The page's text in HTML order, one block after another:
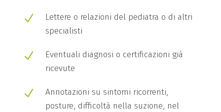
N
Lettere o relazioni del pediatra o di altri
specialisti
N
Eventuali diagnosi o certificazioni già
ricevute
N
Annotazioni su sintomi ricorrenti,
posture, difficoltà nella suzione, nel